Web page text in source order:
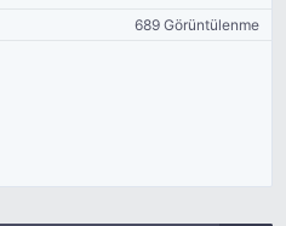
689 Görüntülenme